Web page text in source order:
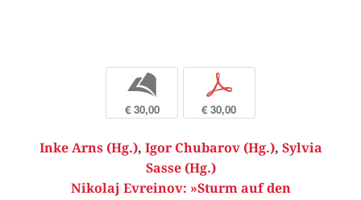
b
€ 30,00
p
€ 30,00
Inke Arns (Hg.), Igor Chubarov (Hg.), Sylvia
Sasse (Hg.)
Nikolaj Evreinov: »Sturm auf den